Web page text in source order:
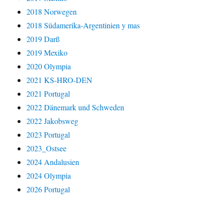
2018 Norwegen
2018 Südamerika-Argentinien y mas
2019 Darß
2019 Mexiko
2020 Olympia
2021 KS-HRO-DEN
2021 Portugal
2022 Dänemark und Schweden
2022 Jakobsweg
2023 Portugal
2023_Ostsee
2024 Andalusien
2024 Olympia
2026 Portugal